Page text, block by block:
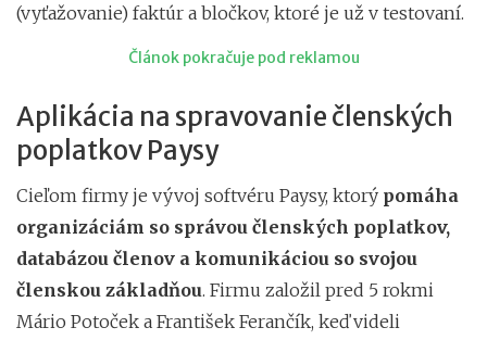
(vyťažovanie) faktúr a bločkov, ktoré je už v testovaní.
Článok pokračuje pod reklamou
Aplikácia na spravovanie členských
poplatkov Paysy
Cieľom firmy je vývoj softvéru Paysy, ktorý pomáha
organizáciám so správou členských poplatkov,
databázou členov a komunikáciou so svojou
členskou základňou. Firmu založil pred 5 rokmi
Mário Potoček a František Ferančík, keď videli